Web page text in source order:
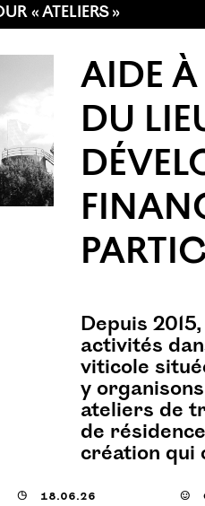
« ATELIERS »
AIDE
DU
Depuis
activités
viticole
y
ateliers de
de
création qui
◶ 18.06.26 ☺